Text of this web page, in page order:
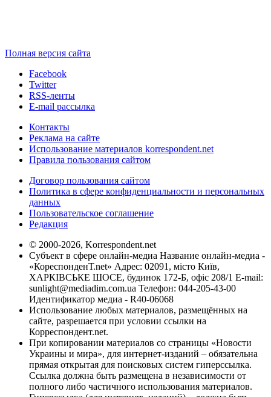
Полная версия сайта
Facebook
Twitter
RSS-ленты
E-mail рассылка
Контакты
Реклама на сайте
Использование материалов korrespondent.net
Правила пользования сайтом
Договор пользования сайтом
Политика в сфере конфиденциальности и персональных
данных
Пользовательское соглашение
Редакция
© 2000-2026, Korrespondent.net
Субъект в сфере онлайн-медиа Название онлайн-медиа -
«КореспонденТ.net» Адрес: 02091, місто Київ,
ХАРКІВСЬКЕ ШОСЕ, будинок 172-Б, офіс 208/1 E-mail:
sunlight@mediadim.com.ua Телефон: 044-205-43-00
Идентификатор медиа - R40-06068
Использование любых материалов, размещённых на
сайте, разрешается при условии ссылки на
Корреспондент.net.
При копировании материалов со страницы «Новости
Украины и мира», для интернет-изданий – обязательна
прямая открытая для поисковых систем гиперссылка.
Ссылка должна быть размещена в независимости от
полного либо частичного использования материалов.